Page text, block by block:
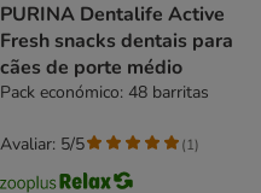
PURINA Dentalife Active
Fresh snacks dentais para
cães de porte médio
Pack económico: 48 barritas
Avaliar: 5/5 (1)